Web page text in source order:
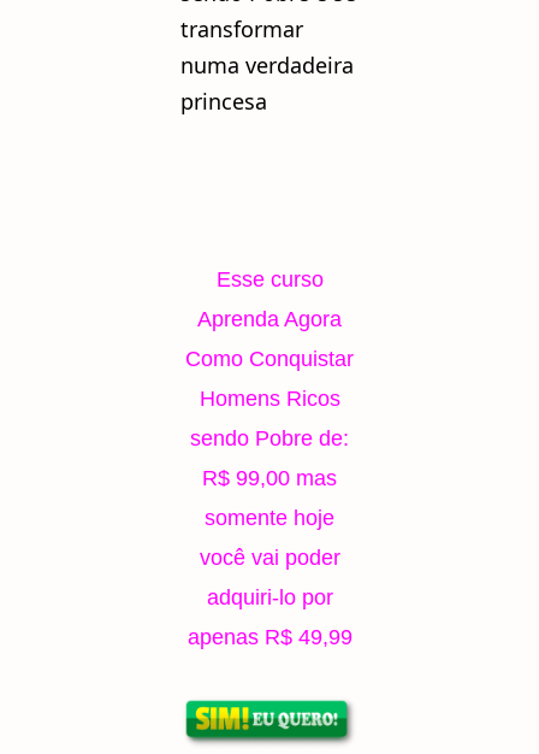
transformar
numa verdadeira
princesa
Esse curso
Aprenda Agora
Como Conquistar
Homens Ricos
sendo Pobre de:
R$ 99,00 mas
somente hoje
você vai poder
adquiri-lo por
apenas R$ 49,99